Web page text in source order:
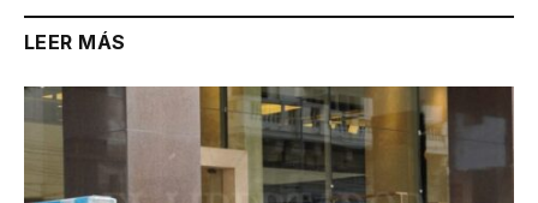
LEER MÁS